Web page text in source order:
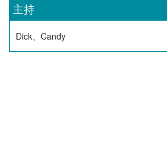
主持
Dick、Candy